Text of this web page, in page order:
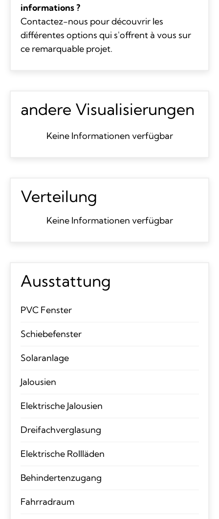
informations ?
Contactez-nous pour découvrir les
différentes options qui s'offrent à vous sur
ce remarquable projet.
andere Visualisierungen
Keine Informationen verfügbar
Verteilung
Keine Informationen verfügbar
Ausstattung
PVC Fenster
Schiebefenster
Solaranlage
Jalousien
Elektrische Jalousien
Dreifachverglasung
Elektrische Rollläden
Behindertenzugang
Fahrradraum